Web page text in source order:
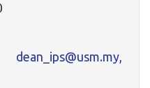
dean_ips@usm.my,